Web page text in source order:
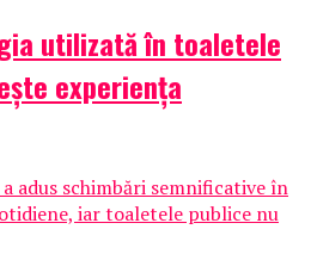
utilizată în toaletele
experiența
adus schimbări semnificative în
iar toaletele publice nu